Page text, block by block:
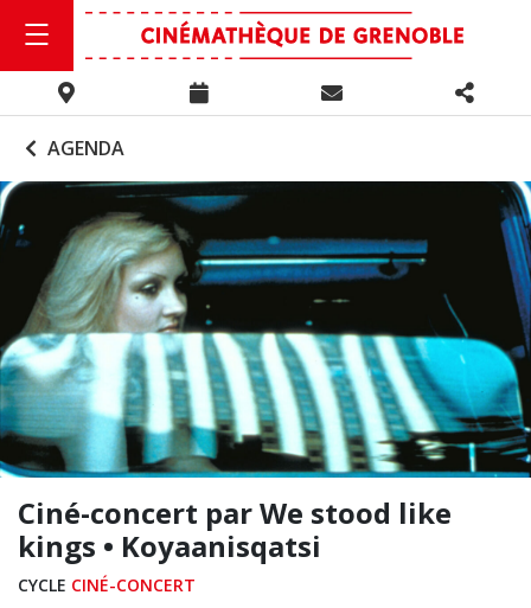
AGENDA
Ciné-concert par We stood like
kings • Koyaanisqatsi
CYCLE CINÉ-CONCERT